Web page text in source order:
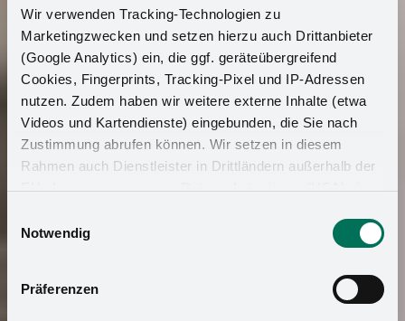
Wir verwenden Tracking-Technologien zu
Marketingzwecken und setzen hierzu auch Drittanbieter
(Google Analytics) ein, die ggf. geräteübergreifend
Cookies, Fingerprints, Tracking-Pixel und IP-Adressen
nutzen. Zudem haben wir weitere externe Inhalte (etwa
Videos und Kartendienste) eingebunden, die Sie nach
Zustimmung abrufen können. Wir setzen in diesem
Rahmen auch Dienstleister in Drittländern außerhalb der
EU ohne angemessenes Datenschutzniveau (USA) ein,
zu Sicherheits- und Überwachungszwecken zugreifen,
Rechtsmittel einlegen können. Mit Ihrer Einstellung
willigen Sie in die oben beschriebenen Vorgänge ein. Sie
Notwendig
Präferenzen